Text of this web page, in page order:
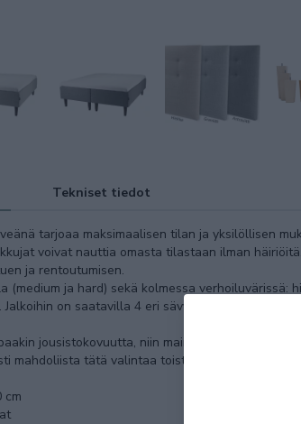
Tekniset tiedot
tarjoaa maksimaalisen tilan ja yksilöllisen
voivat nauttia omasta tilastaan ilman
ja rentoutumisen.
(medium ja hard) sekä kolmessa verhoiluvärissä:
on saatavilla 4 eri sävyä. Tee valinnat
jousistokovuutta, niin mainitse siitä
mahdoliista tätä valintaa toistaiseksi.
cm